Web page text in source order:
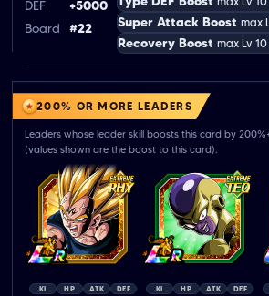
DEF
+5000
Board
#22 Super Attack Boost max
Recovery Boost max Lv
200% OR MORE LEADERS
Leaders whose leader skill boosts this card by 200%+
(values shown are the boost to this card).
KI HP ATK DEF KI HP ATK DEF